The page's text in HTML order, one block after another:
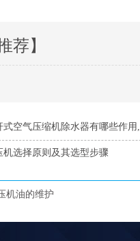
荐】
式空气压缩机除水器有哪些作用,
机选择原则及其选型步骤
机油的维护